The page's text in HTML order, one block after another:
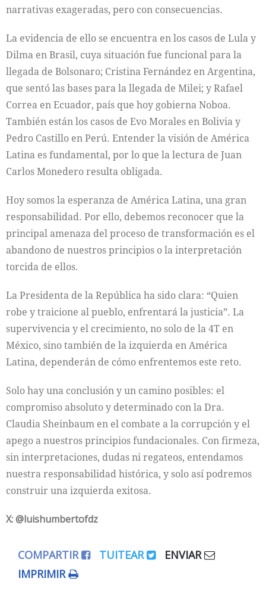
narrativas exageradas, pero con consecuencias.
La evidencia de ello se encuentra en los casos de Lula y
Dilma en Brasil, cuya situación fue funcional para la
llegada de Bolsonaro; Cristina Fernández en Argentina,
que sentó las bases para la llegada de Milei; y Rafael
Correa en Ecuador, país que hoy gobierna Noboa.
También están los casos de Evo Morales en Bolivia y
Pedro Castillo en Perú. Entender la visión de América
Latina es fundamental, por lo que la lectura de Juan
Carlos Monedero resulta obligada.
Hoy somos la esperanza de América Latina, una gran
responsabilidad. Por ello, debemos reconocer que la
principal amenaza del proceso de transformación es el
abandono de nuestros principios o la interpretación
torcida de ellos.
La Presidenta de la República ha sido clara: “Quien
robe y traicione al pueblo, enfrentará la justicia”. La
supervivencia y el crecimiento, no solo de la 4T en
México, sino también de la izquierda en América
Latina, dependerán de cómo enfrentemos este reto.
Solo hay una conclusión y un camino posibles: el
compromiso absoluto y determinado con la Dra.
Claudia Sheinbaum en el combate a la corrupción y el
apego a nuestros principios fundacionales. Con firmeza,
sin interpretaciones, dudas ni regateos, entendamos
nuestra responsabilidad histórica, y solo así podremos
construir una izquierda exitosa.
X: @luishumbertofdz
COMPARTIR TUITEAR
ENVIAR
IMPRIMIR